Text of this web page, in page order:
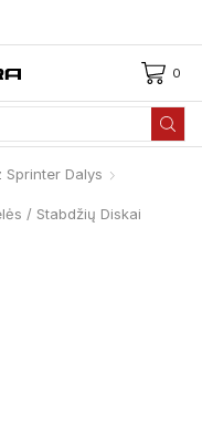
0
Sprinter Dalys
/ Stabdžių Diskai